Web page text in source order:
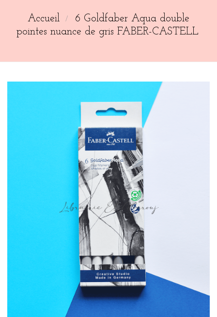
Accueil
6 Goldfaber Aqua double
pointes nuance de gris FABER-CASTELL